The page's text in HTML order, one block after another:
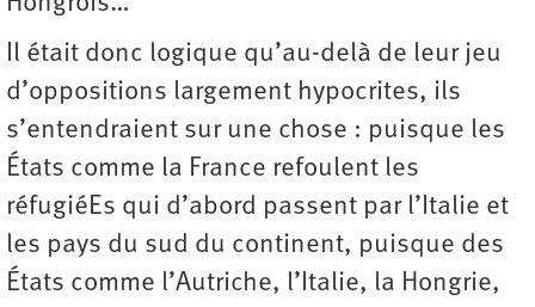
Il était donc logique qu’au-delà de leur jeu
d’oppositions largement hypocrites, ils
s’entendraient sur une chose : puisque les
États comme la France refoulent les
réfugiéEs qui d’abord passent par l’Italie et
les pays du sud du continent, puisque des
États comme l’Autriche, l’Italie, la Hongrie,